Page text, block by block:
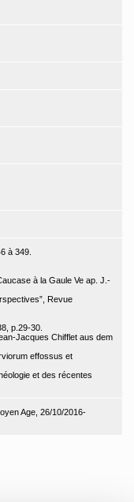
à 349.
à la Gaule Ve ap. J.-
Revue
p.29-30.
Jacques Chifflet aus dem
effossus et
et des récentes
Age, 26/10/2016-